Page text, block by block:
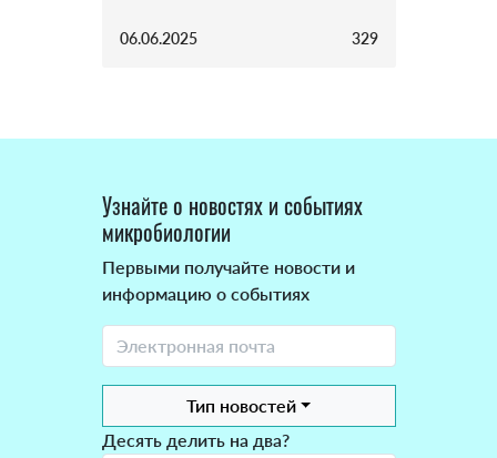
06.06.2025 329
Узнайте о новостях и событиях
микробиологии
Первыми получайте новости и
информацию о событиях
Тип новостей
Десять делить на два?